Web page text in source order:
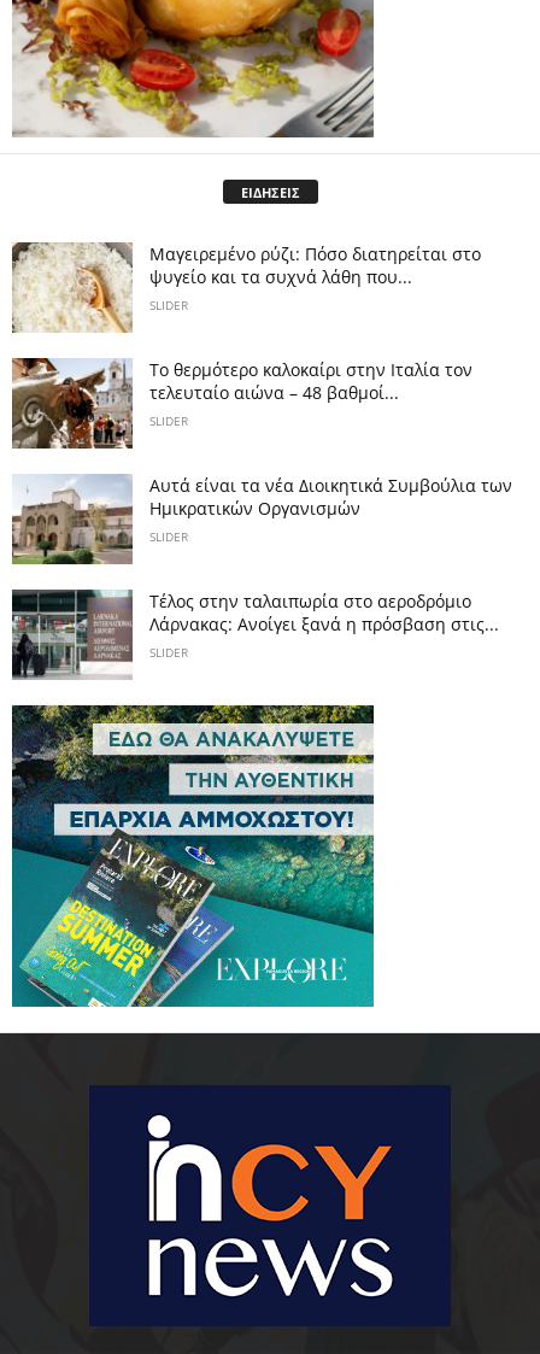
ΕΙΔΗΣΕΙΣ
Μαγειρεμένο ρύζι: Πόσο διατηρείται στο
ψυγείο και τα συχνά λάθη που...
SLIDER
Το θερμότερο καλοκαίρι στην Ιταλία τον
τελευταίο αιώνα – 48 βαθμοί...
SLIDER
Αυτά είναι τα νέα Διοικητικά Συμβούλια των
Ημικρατικών Οργανισμών
SLIDER
Tέλος στην ταλαιπωρία στο αεροδρόμιο
Λάρνακας: Ανοίγει ξανά η πρόσβαση στις...
SLIDER